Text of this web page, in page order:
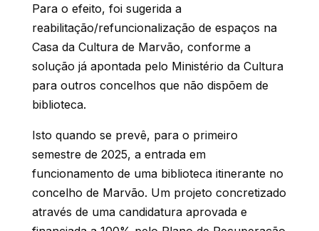
Para o efeito, foi sugerida a
reabilitação/refuncionalização de espaços na
Casa da Cultura de Marvão, conforme a
solução já apontada pelo Ministério da Cultura
para outros concelhos que não dispõem de
biblioteca.
Isto quando se prevê, para o primeiro
semestre de 2025, a entrada em
funcionamento de uma biblioteca itinerante no
concelho de Marvão. Um projeto concretizado
através de uma candidatura aprovada e